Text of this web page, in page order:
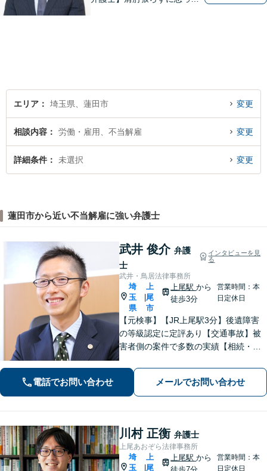
エリア 埼玉県、蓮田市 変更
相談内容 労働・雇用、不当解雇 変更
詳細条件 未選択 変更
蓮田市から近い不当解雇に強い弁護士
武井 俊介 弁護
士
インタビューを見
る
武井・鳥居法律事務所
埼
玉
県
上
尾
市
上尾駅から
徒歩3分
営業時間：本
日定休日
【元検事】【JR上尾駅3分】後遺障害
の等級認定に定評あり【交通事故】被
害者側の案件で多数の実績【相続・遺
【刑事事件】検事経験・豊富な実績、
スピーディーな接見が強み、上尾警察
署5分【初回面談30分無料】
電話でお問い合わせ メールでお問い合わせ
川村 正衡 弁護士
上尾あおぞら法律事務所
埼
玉
上
尾
上尾駅から
徒歩7分
営業時間：本
日定休日